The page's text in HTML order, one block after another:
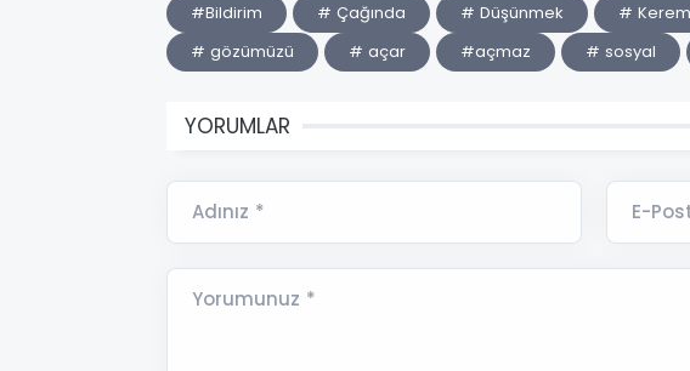
#Bildirim # Çağında # Düşünmek # Kerem
# gözümüzü
# açar #açmaz # sosyal
YORUMLAR
Adınız * E-
Yorumunuz *